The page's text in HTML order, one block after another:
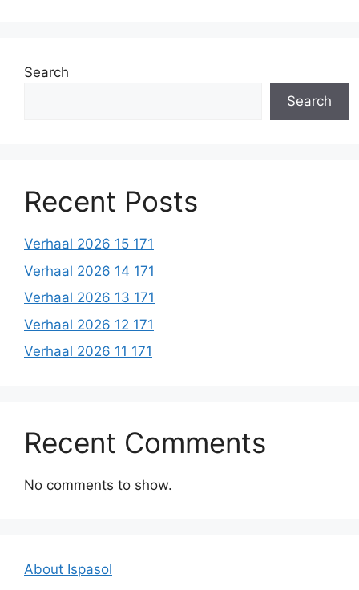
Search
Search
Recent Posts
Verhaal 2026 15 171
Verhaal 2026 14 171
Verhaal 2026 13 171
Verhaal 2026 12 171
Verhaal 2026 11 171
Recent Comments
No comments to show.
About Ispasol